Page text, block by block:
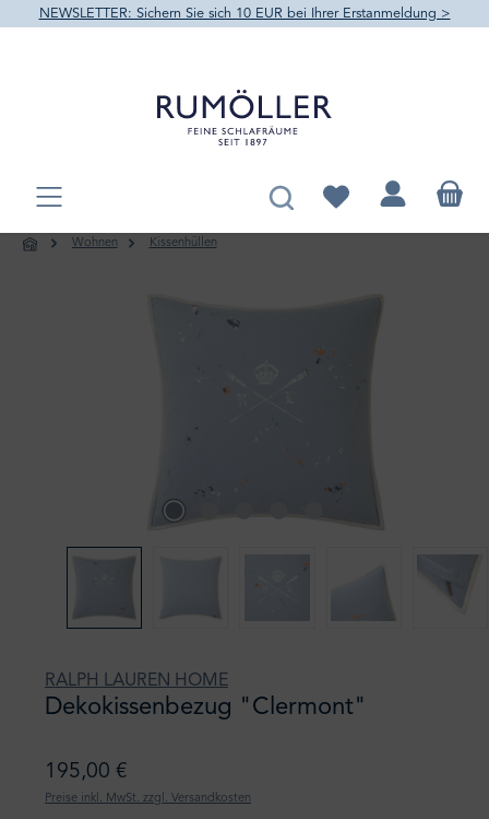
springen
NEWSLETTER: Sichern Sie sich 10 EUR bei Ihrer Erstanmeldung >
Du hast 0 Produkte
Wohnen Kissenhüllen
RALPH LAUREN HOME
Dekokissenbezug "Clermont"
195,00 €
Preise inkl. MwSt. zzgl. Versandkosten